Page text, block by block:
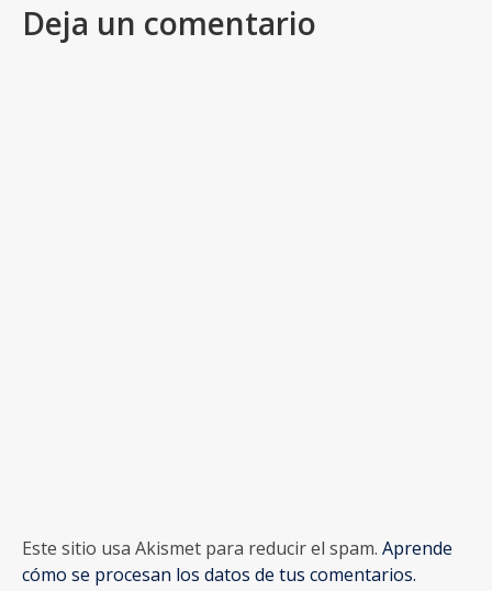
Deja un comentario
Este sitio usa Akismet para reducir el spam. Aprende
cómo se procesan los datos de tus comentarios.